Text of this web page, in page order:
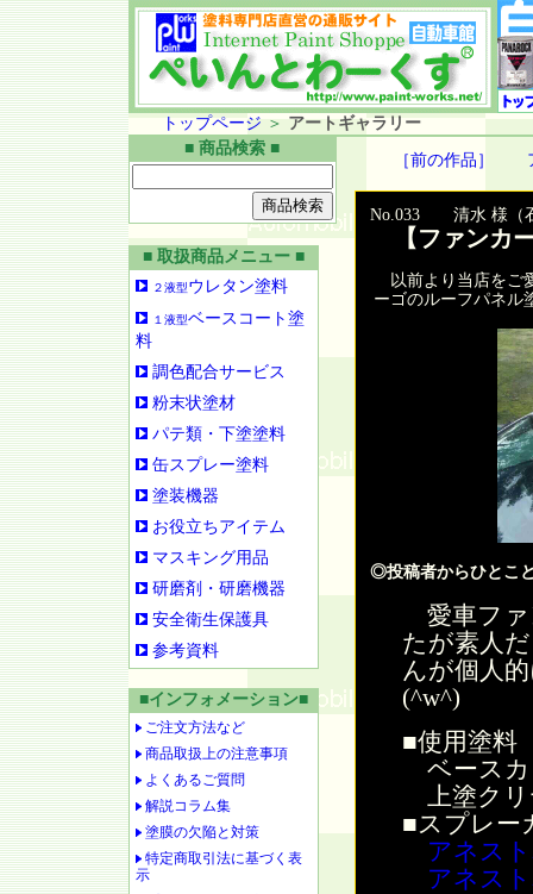
トップページ ＞ アートギャラリー
■ 商品検索 ■
■ 取扱商品メニュー ■
２液型ウレタン塗料
１液型ベースコート塗
料
調色配合サービス
粉末状塗材
パテ類・下塗塗料
缶スプレー塗料
塗装機器
お役立ちアイテム
マスキング用品
研磨剤・研磨機器
安全衛生保護具
参考資料
■インフォメーション■
ご注文方法など
商品取扱上の注意事項
よくあるご質問
解説コラム集
塗膜の欠陥と対策
特定商取引法に基づく表
示
［前の作品］
No.033 清水 様（
【ファンカ
以前より当店をご
ーゴのルーフパネル
◎投稿者からひとこ
愛車ファ
たが素人
んが個人
(^w^)
■使用塗料
ベースカ
上塗クリ
■スプレー
アネス
アネス